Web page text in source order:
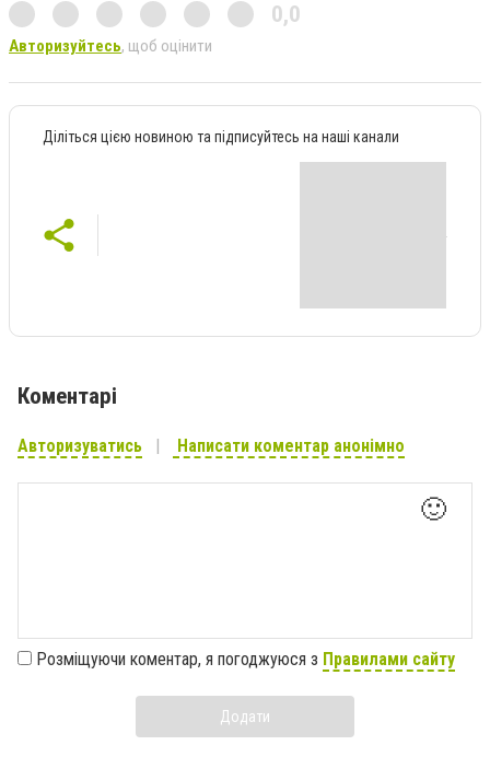
0,0
Авторизуйтесь, щоб оцінити
Діліться цією новиною та підписуйтесь на наші канали
Коментарі
Авторизуватись Написати коментар анонімно
🙂
Розміщуючи коментар, я погоджуюся з Правилами сайту
Додати